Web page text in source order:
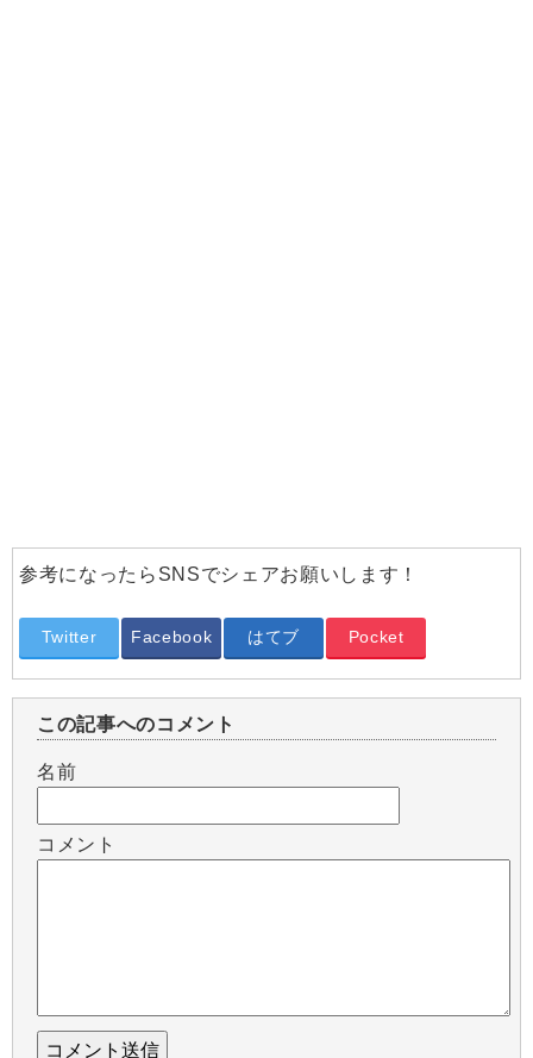
参考になったらSNSでシェアお願いします！
Twitter Facebook はてブ Pocket
この記事へのコメント
名前
コメント